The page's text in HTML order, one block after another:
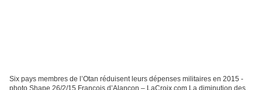
Six pays membres de l’Otan réduisent leurs dépenses militaires en 2015 -
photo Shape 26/2/15 François d’Alançon – LaCroix.com La diminution des